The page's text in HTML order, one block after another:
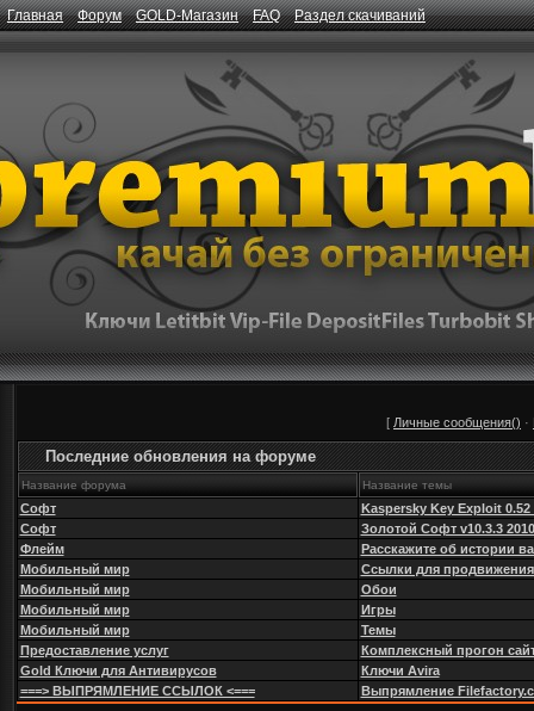
Главная Форум GOLD-Магазин FAQ Раздел скачиваний
[ Личные сообщения() ·
Последние обновления на форуме
Название форума Название темы
Софт
Kaspersky Key Exploit 0.52
Софт
Золотой Софт v10.3.3 2010
Флейм
Расскажите об истории
Мобильный мир
Ссылки для продвижения
Мобильный мир
Обои
Мобильный мир
Игры
Мобильный мир
Темы
Предоставление услуг
Комплексный прогон
Gold Ключи для Антивирусов
Ключи Avira
===> ВЫПРЯМЛЕНИЕ ССЫЛОК <===
Выпрямление